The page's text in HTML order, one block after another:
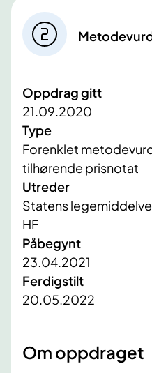
Oppdrag gitt
21.09.2020
Type
Forenklet
tilhørende prisnotat
Utreder
Statens
HF
Påbegynt
23.04.2021
Ferdigstilt
20.05.2022
​Om oppdraget